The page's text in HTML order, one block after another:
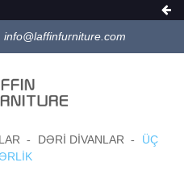
info@laffinfurniture.com
DƏRI DIVANLAR
ÜÇ